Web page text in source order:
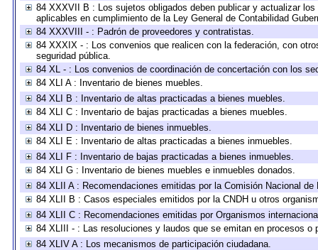
84 XXXVII B : Los sujetos obligados deben publicar y actualizar
aplicables en cumplimiento de la Ley General de Contabilidad
84 XXXVIII - : Padrón de proveedores y contratistas.
84 XXXIX - : Los convenios que realicen con la federación, con
seguridad pública.
84 XL - : Los convenios de coordinación de concertación con los
84 XLI A : Inventario de bienes muebles.
84 XLI B : Inventario de altas practicadas a bienes muebles.
84 XLI C : Inventario de bajas practicadas a bienes muebles.
84 XLI D : Inventario de bienes inmuebles.
84 XLI E : Inventario de altas practicadas a bienes inmuebles.
84 XLI F : Inventario de bajas practicadas a bienes inmuebles.
84 XLI G : Inventario de bienes muebles e inmuebles donados.
84 XLII A : Recomendaciones emitidas por la Comisión Nacional de
84 XLII B : Casos especiales emitidos por la CNDH u otros
84 XLII C : Recomendaciones emitidas por Organismos
84 XLIII - : Las resoluciones y laudos que se emitan en procesos o
84 XLIV A : Los mecanismos de participación ciudadana.